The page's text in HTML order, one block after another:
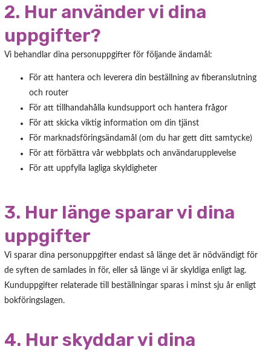
2. Hur använder vi dina
uppgifter?
Vi behandlar dina personuppgifter för följande ändamål:
För att hantera och leverera din beställning av fiberanslutning
och router
För att tillhandahålla kundsupport och hantera frågor
För att skicka viktig information om din tjänst
För marknadsföringsändamål (om du har gett ditt samtycke)
För att förbättra vår webbplats och användarupplevelse
För att uppfylla lagliga skyldigheter
3. Hur länge sparar vi dina
uppgifter
Vi sparar dina personuppgifter endast så länge det är nödvändigt för
de syften de samlades in för, eller så länge vi är skyldiga enligt lag.
Kunduppgifter relaterade till beställningar sparas i minst sju år enligt
bokföringslagen.
4. Hur skyddar vi dina